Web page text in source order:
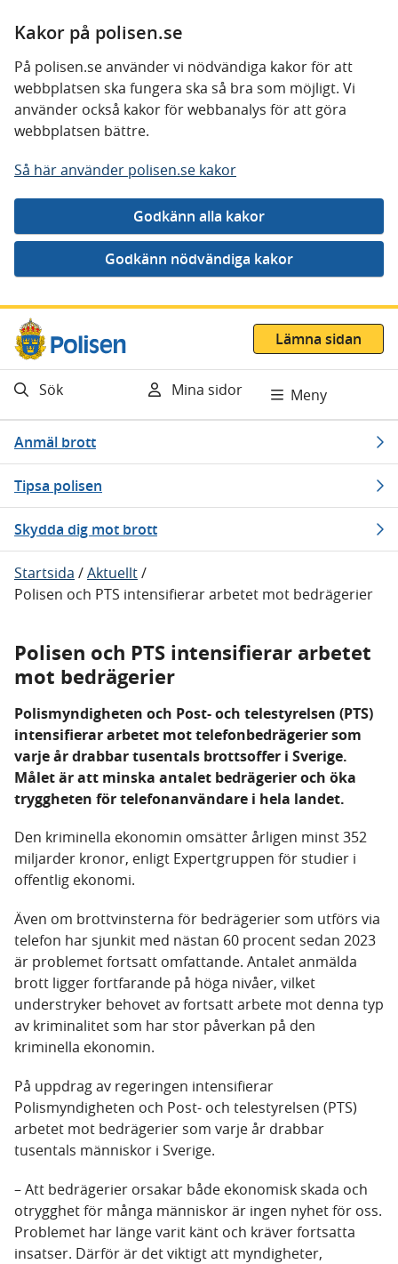
Kakor på polisen.se
På polisen.se använder vi nödvändiga kakor för att
webbplatsen ska fungera ska så bra som möjligt. Vi
använder också kakor för webbanalys för att göra
webbplatsen bättre.
Så här använder polisen.se kakor
Gå direkt till innehåll
Lämna sidan
Sök Mina sidor Meny
Anmäl brott
Tipsa polisen
Skydda dig mot brott
Startsida /Aktuellt/
Polisen och PTS intensifierar arbetet mot bedrägerier
Polisen och PTS intensifierar arbetet
mot bedrägerier
Polismyndigheten och Post- och telestyrelsen (PTS)
intensifierar arbetet mot telefonbedrägerier som
varje år drabbar tusentals brottsoffer i Sverige.
Målet är att minska antalet bedrägerier och öka
tryggheten för telefonanvändare i hela landet.
Den kriminella ekonomin omsätter årligen minst 352
miljarder kronor, enligt Expertgruppen för studier i
offentlig ekonomi.
Även om brottvinsterna för bedrägerier som utförs via
telefon har sjunkit med nästan 60 procent sedan 2023
är problemet fortsatt omfattande. Antalet anmälda
brott ligger fortfarande på höga nivåer, vilket
understryker behovet av fortsatt arbete mot denna typ
av kriminalitet som har stor påverkan på den
kriminella ekonomin.
På uppdrag av regeringen intensifierar
Polismyndigheten och Post- och telestyrelsen (PTS)
arbetet mot bedrägerier som varje år drabbar
tusentals människor i Sverige.
– Att bedrägerier orsakar både ekonomisk skada och
otrygghet för många människor är ingen nyhet för oss.
Problemet har länge varit känt och kräver fortsatta
insatser. Därför är det viktigt att myndigheter,